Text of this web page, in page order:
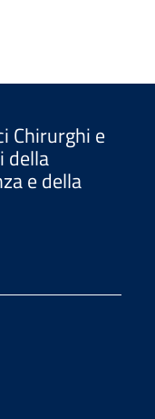
Chirurghi e
della
e della